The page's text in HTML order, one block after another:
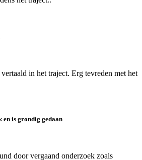
in het traject. Erg tevreden met het
en is grondig gedaan
door vergaand onderzoek zoals